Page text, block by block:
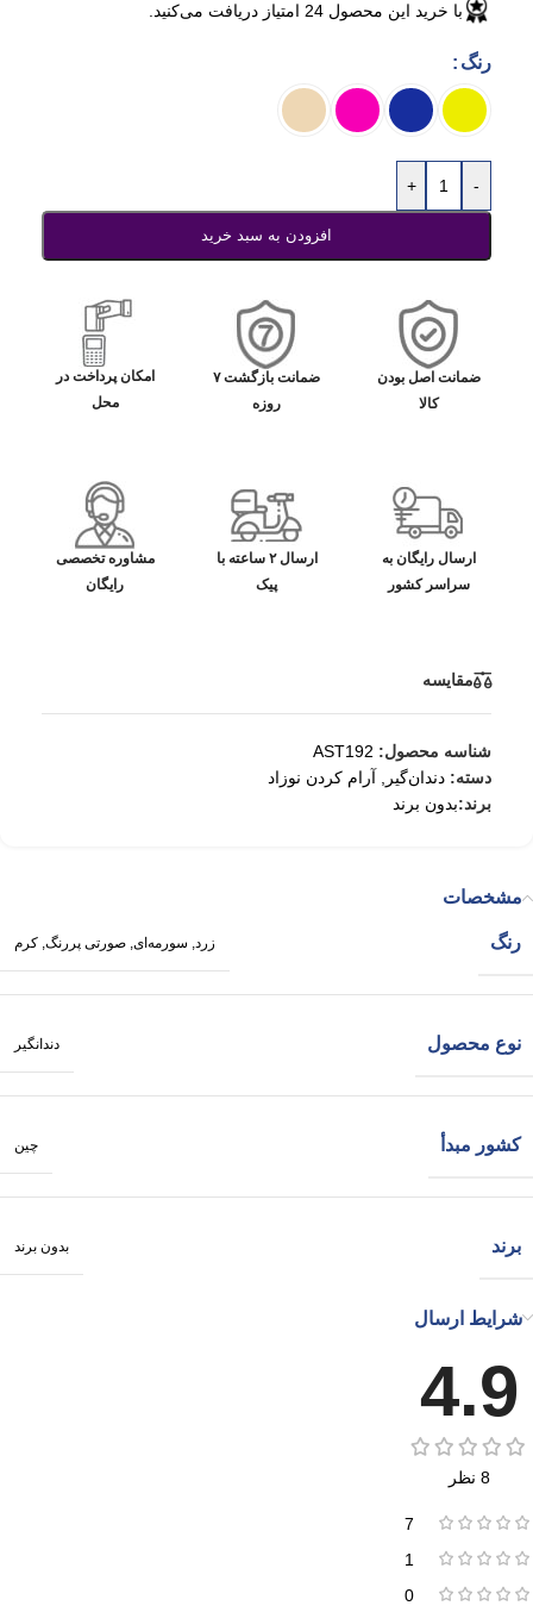
با خرید این محصول 24 امتیاز دریافت می‌کنید.
رنگ
-
+
افزودن به سبد خرید
ضمانت اصل بودن
کالا
ضمانت بازگشت ۷
روزه
امکان پرداخت در
محل
ارسال رایگان به
سراسر کشور
ارسال ۲ ساعته با
پیک
مشاوره تخصصی
رایگان
مقایسه
شناسه محصول: AST192
دسته: دندان‌گیر
آرام کردن نوزاد
برند:بدون برند
مشخصات
رنگ زرد, سورمه‌ای, صورتی پررنگ, کرم
نوع محصول دندانگیر
کشور مبدأ چین
برند بدون برند
شرایط ارسال
4.9
8 نظر
7
1
0